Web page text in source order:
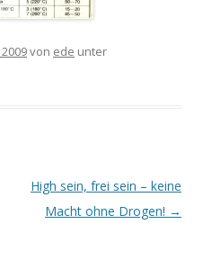
von ede unter
High sein, frei sein – keine
Macht ohne Drogen! →